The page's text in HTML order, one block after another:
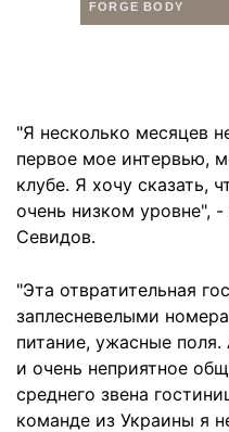
"Я несколько месяцев
первое мое интервью,
клубе. Я хочу сказать,
очень низком уровне",
Севидов.
"Эта отвратительная
заплесневелыми
питание, ужасные
и очень неприятное
среднего звена
команде из Украины я